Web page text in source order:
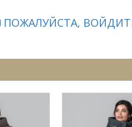
ПОЖАЛУЙСТА,